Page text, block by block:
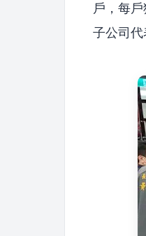
戶，每
子公司代